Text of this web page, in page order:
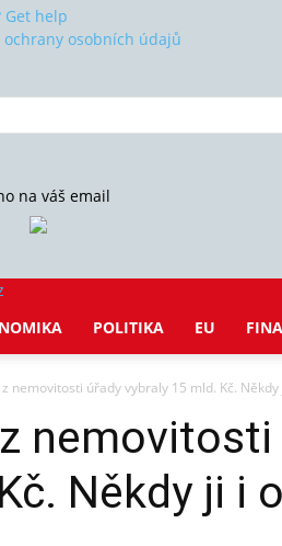
Get help
ochrany osobních údajů
na váš email
POLITIKA EU
nemovitosti úřady vybraly 15 mld. Kč. Někdy
nemovitosti
Někdy ji i